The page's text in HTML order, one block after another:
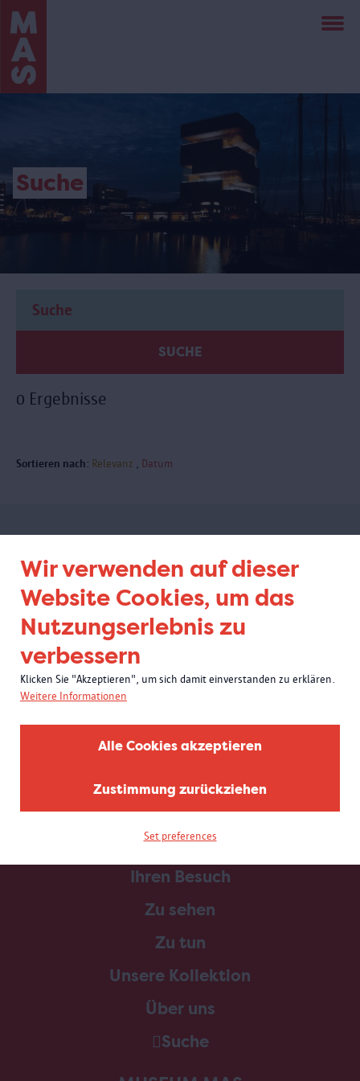
Wir verwenden auf dieser
Website Cookies, um das
Nutzungserlebnis zu
verbessern
Klicken Sie "Akzeptieren", um sich damit einverstanden zu erklären.
Weitere Informationen
Alle Cookies akzeptieren
Zustimmung zurückziehen
Set preferences
Direkt
zum
Inhalt
Suche
SUCHE
0 Ergebnisse
Sortieren nach: Relevanz Datum
Abonnieren Sie unseren
Newsletter
Home
Ihren Besuch
Zu sehen
Zu tun
Unsere Kollektion
Über uns
Suche